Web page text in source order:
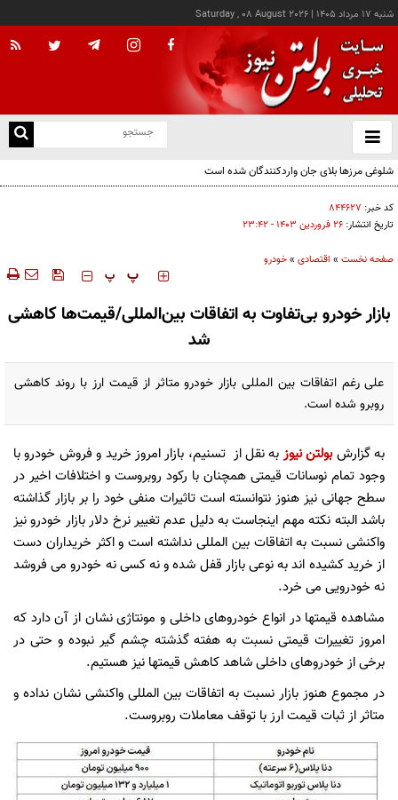
شنبه ۱۷ مرداد ۱۴۰۵ |
Saturday , 08 August 2026
باز
و
شلوغی مرزها بلای جان واردکنندگان شده است
کد خبر: ۸۴۴۶۲۷
تاریخ انتشار: ۲۶ فروردين ۱۴۰۳ - ۲۳:۴۲
صفحه نخست » اقتصادی »خودرو
‍‍‍ پ پ
بازار خودرو بی‌تفاوت به اتفاقات بین‌المللی/قیمت‌ها کاهشی
شد
علی رغم اتفاقات بین المللی بازار خودرو متاثر از قیمت ارز با روند کاهشی
روبرو شده است.
به گزارشبولتن نیوز به نقل از تسنیم، بازار امروز خرید و فروش خودرو با
وجود تمام نوسانات قیمتی همچنان با رکود روبروست و اختلافات اخیر در
سطح جهانی نیز هنوز نتوانسته است تاثیرات منفی خود را بر بازار گذاشته
باشد البته نکته مهم اینجاست به دلیل عدم تغییر نرخ دلار بازار خودرو نیز
واکنشی نسبت به اتفاقات بین المللی نداشته است و اکثر خریداران دست
از خرید کشیده اند به نوعی بازار قفل شده و نه کسی نه خودرو می فروشد
نه خودرویی می خرد.
مشاهده قیمتها در انواع خودروهای داخلی و مونتاژی نشان از آن دارد که
امروز تغییرات قیمتی نسبت به هفته گذشته چشم گیر نبوده و حتی در
برخی از خودروهای داخلی شاهد کاهش قیمتها نیز هستیم.
در مجموع هنوز بازار نسبت به اتفاقات بین المللی واکنشی نشان نداده و
متاثر از ثبات قیمت ارز با توقف معاملات روبروست.